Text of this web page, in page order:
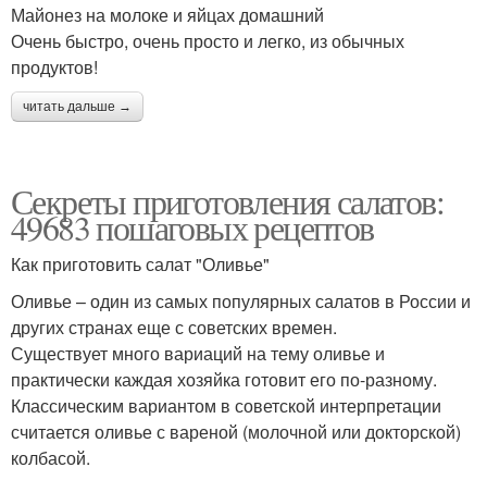
Майонез на молоке и яйцах домашний
Очень быстро, очень просто и легко, из обычных
продуктов!
читать дальше →
Секреты приготовления салатов:
49683 пошаговых рецептов
Как приготовить салат "Оливье"
Оливье – один из самых популярных салатов в России и
других странах еще с советских времен.
Существует много вариаций на тему оливье и
практически каждая хозяйка готовит его по-разному.
Классическим вариантом в советской интерпретации
считается оливье с вареной (молочной или докторской)
колбасой.